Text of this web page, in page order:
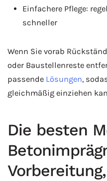
Einfachere Pflege:
schneller
Wenn Sie vorab
oder Baustellenreste
passende Lösungen,
gleichmäßig einziehen
Die besten